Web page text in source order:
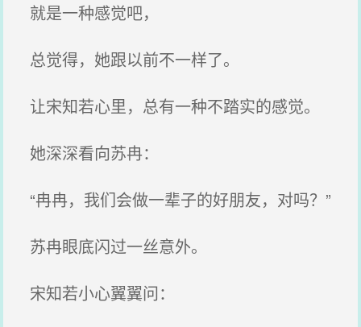
就是一种感觉吧，
总觉得，她跟以前不一样了。
让宋知若心里，总有一种不踏实的感觉。
她深深看向苏冉：
“冉冉，我们会做一辈子的好朋友，对吗？”
苏冉眼底闪过一丝意外。
宋知若小心翼翼问：